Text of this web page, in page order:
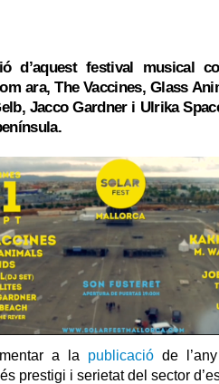
d’aquest festival musical
ara, The Vaccines, Glass
Jacco Gardner i Ulrika
a la publicació de
prestigi i serietat del sector